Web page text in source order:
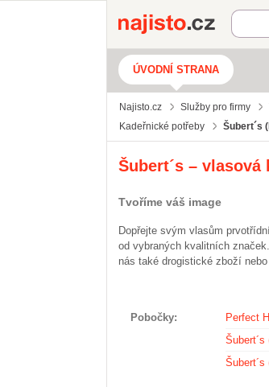
ÚVODNÍ STRANA
Najisto.cz Služby pro firmy
Kadeřnické potřeby
Šubert´s
Šubert´s –
Tvoříme váš image
Dopřejte svým vlasům
od vybraných kvalitních
nás také drogistické zboží
Pobočky
Perfect
Šubert´s